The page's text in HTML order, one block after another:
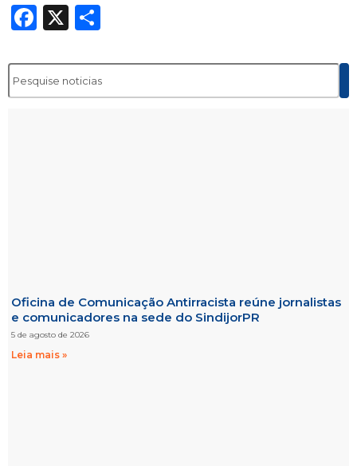
Facebook
X
Oficina de Comunicação Antirracista reúne jornalistas
e comunicadores na sede do SindijorPR
5 de agosto de 2026
Leia mais »